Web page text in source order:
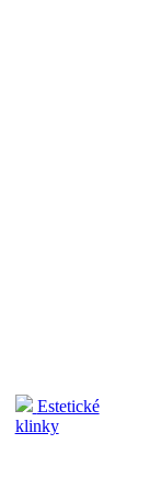
Estetické
klinky